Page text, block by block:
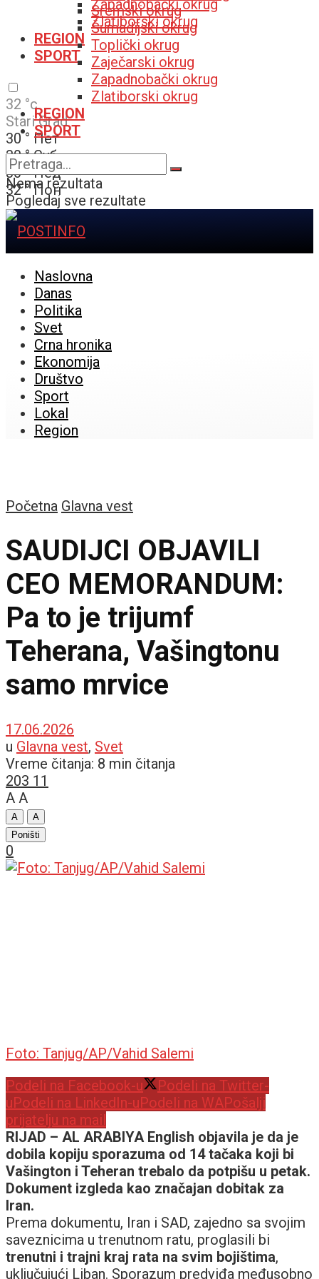
Zapadnobački okrug
Zlatiborski okrug
REGION
SPORT
32 °c
Stari Grad
30 ° Пет
30 ° Суб
30 ° Нед
32 ° Пон
Sremski okrug
Šumadijski okrug
Toplički okrug
Zaječarski okrug
Zapadnobački okrug
Zlatiborski okrug
REGION
SPORT
Nema rezultata
Pogledaj sve rezultate
Naslovna
Danas
Politika
Svet
Crna hronika
Ekonomija
Društvo
Sport
Lokal
Region
Početna Glavna vest
SAUDIJCI OBJAVILI
CEO MEMORANDUM:
Pa to je trijumf
Teherana, Vašingtonu
samo mrvice
17.06.2026
u Glavna vest, Svet
Vreme čitanja: 8 min čitanja
203 11
A A
A
A
Poništi
0
Foto: Tanjug/AP/Vahid Salemi
Podeli na Facebook-u
Podeli na Twitter-
uPodeli na LinkedIn-uPodeli na WAPošalji
prijatelju na mail
RIJAD – AL ARABIYA English objavila je da je
dobila kopiju sporazuma od 14 tačaka koji bi
Vašington i Teheran trebalo da potpišu u petak.
Dokument izgleda kao značajan dobitak za
Iran.
Prema dokumentu, Iran i SAD, zajedno sa svojim
saveznicima u trenutnom ratu, proglasili bi
trenutni i trajni kraj rata na svim bojištima,
uključujući Liban. Sporazum predviđa međusobno